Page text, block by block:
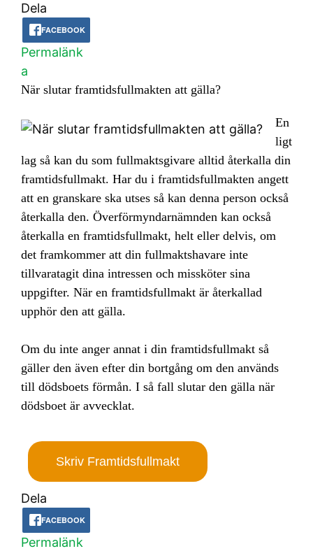
Dela
FACEBOOK
Permalänk
a
När slutar framtidsfullmakten att gälla?
En
ligt
lag så kan du som fullmaktsgivare alltid återkalla din
framtidsfullmakt. Har du i framtidsfullmakten angett
att en granskare ska utses så kan denna person också
återkalla den. Överförmyndarnämnden kan också
återkalla en framtidsfullmakt, helt eller delvis, om
det framkommer att din fullmaktshavare inte
tillvaratagit dina intressen och missköter sina
uppgifter. När en framtidsfullmakt är återkallad
upphör den att gälla.
Om du inte anger annat i din framtidsfullmakt så
gäller den även efter din bortgång om den används
till dödsboets förmån. I så fall slutar den gälla när
dödsboet är avvecklat.
Skriv Framtidsfullmakt
Dela
FACEBOOK
Permalänk